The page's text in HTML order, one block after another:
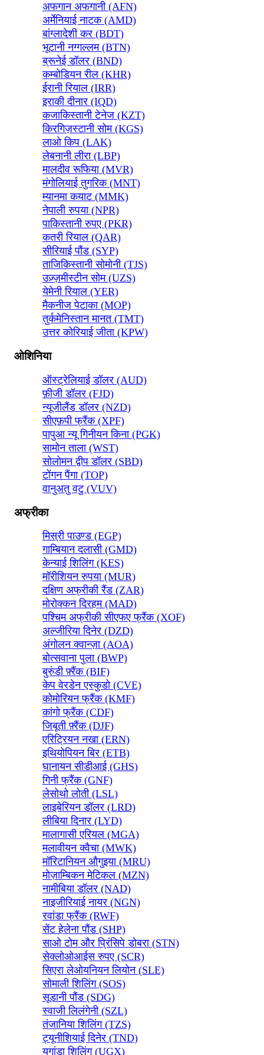
अफगान अफगानी (AFN)
अर्मेनियाई नाटक (AMD)
बांग्लादेशी कर (BDT)
भूटानी नग्गल्लम (BTN)
ब्रूनेई डॉलर (BND)
कम्बोडियन रील (KHR)
ईरानी रियाल (IRR)
इराकी दीनार (IQD)
कजाकिस्तानी टेनेज (KZT)
किरगिज़स्टानी सोम (KGS)
लाओ किप (LAK)
लेबनानी लीरा (LBP)
मालदीव रूफिया (MVR)
मंगोलियाई तुगरिक (MNT)
म्यानमा कयाट (MMK)
नेपाली रुपया (NPR)
पाकिस्तानी रुपए (PKR)
कतरी रियाल (QAR)
सीरियाई पौंड (SYP)
ताजिकिस्तानी सोमोनी (TJS)
उज़्ज़मीस्टीन सोम (UZS)
येमेनी रियाल (YER)
मैकनीज पेटाका (MOP)
तुर्कमेनिस्तान मानत (TMT)
उत्तर कोरियाई जीता (KPW)
ओशिनिया
ऑस्ट्रेलियाई डॉलर (AUD)
फ़ीजी डॉलर (FJD)
न्यूजीलैंड डॉलर (NZD)
सीएफ़पी फ्रैंक (XPF)
पापुआ न्यू गिनीयन किना (PGK)
सामोन ताला (WST)
सोलोमन द्वीप डॉलर (SBD)
टोंगन पैंगा (TOP)
वानुअतु वटु (VUV)
अफ्रीका
मिस्री पाउण्ड (EGP)
गाम्बियान दलासी (GMD)
केन्याई शिलिंग (KES)
मॉरीशियन रुपया (MUR)
दक्षिण अफ्रीकी रैंड (ZAR)
मोरोक्कन दिरहम (MAD)
पश्चिम अफ्रीकी सीएफए फ्रैंक (XOF)
अल्जीरिया दिनेर (DZD)
अंगोलन क्वान्ज़ा (AOA)
बोत्सवाना पुला (BWP)
बुरुंडी फ़्रैंक (BIF)
केप वेरडेन एस्कुडो (CVE)
कोमोरियन फ्रैंक (KMF)
कांगो फ्रैंक (CDF)
जिबूती फ़्रैंक (DJF)
एरिट्रियन नखा (ERN)
इथियोपियन बिर (ETB)
घानायन सीडीआई (GHS)
गिनी फ्रैंक (GNF)
लेसोथो लोती (LSL)
लाइबेरियन डॉलर (LRD)
लीबिया दिनार (LYD)
मालागासी एरियल (MGA)
मलावीयन क्वैचा (MWK)
मॉरिटानियन औगुइया (MRU)
मोज़ाम्बिकन मेटिकल (MZN)
नामीबिया डॉलर (NAD)
नाइजीरियाई नायर (NGN)
रवांडा फ्रैंक (RWF)
सेंट हेलेना पौंड (SHP)
साओ टोम और प्रिंसिपे डोबरा (STN)
सेक्लोओआईस रुपए (SCR)
सिएरा लेओयनियन लियोन (SLE)
सोमाली शिलिंग (SOS)
सूडानी पौंड (SDG)
स्वाजी लिलंगेनी (SZL)
तंजानिया शिलिंग (TZS)
ट्यूनीशियाई दिनेर (TND)
युगांडा शिलिंग (UGX)